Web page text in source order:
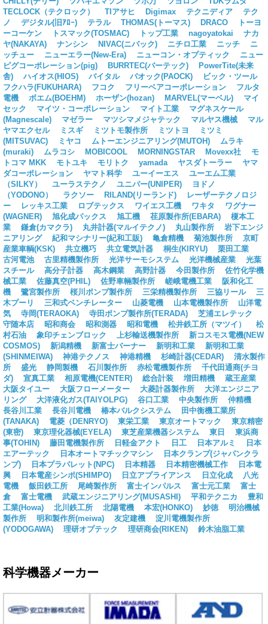
TECLOCK（テクロック）
TIアサヒ Digimax テクニディア
テク
ノ
デジタル(旧ｱﾛｰ) テラル THOMAS(トーマス) DRACO
トーヨ
ーコーケン
トスマック(TOSMAC) トップ工業 nagoyatokai
ナカ
ヤ(NAKAYA)
ナンシン NIVAC(ニバック) ニチロ工業 ニッチ
ニ
ッチュー
ニューエラー(New-Era) ニューコン・オプティック
ニュー
ピグコーポレーション(pig)
BURRTEC(バーテック)
PowerTite(未来
舎)
ハイオス(HIOS) バイタル パオック(PAOCK)
ビック・ツール
フクハラ(FUKUHARA)
フコク フリーベアコーポレーション
フルタ
電機
ボエム(BOEHM) ホーザン(hozan) MARVEL(マーベル)
マイ
セック
マイツ・コーポレーション マイト工業
マグネスケール
(Magnescale)
マゼラー マツシマメジャテック マルヤス機械
マル
ヤマエクセル
ミスギ ミツトモ製作所 ミツトヨ
ミツミ
(MITSUVAC)
ミヤコ ムトーエンジニアリング(MUTOH)
ムラキ
(muraki)
ムラコシ MOBICOOL MORNINGSTAR Movexx社
モ
トコマ MKK
モトユキ モリトク yamada ヤスダトーラー
ヤマ
ダコーポレーション
ヤマト科学 ユーイーエス
ユーエム工業
（SILKY）
ユーラステクノ ユニパー(UNIPER)
ヨドノ
（YODONO）
ラクソー RILAND(リーランド)
レーザーテクノロジ
ー
レッキス工業 ロブテックス ワイエス工機 ワキタ
ワグナー
(WAGNER)
旭化成パックス 旭工機 荏原製作所(EBARA)
榎本工
業
鎌倉(カマクラ) 丸井計器(マルイテクノ) 丸山製作所
岩下エンジ
ニアリング
紀和マシナリー(紀和工販) 亀倉精機 菊池製作所
京町
産業車輌(KSK)
共立機巧 共立電気計器 桐生(KIRYU)
栗田工業
古河電池
古里精機製作所 光洋サーモシステム 光洋機械産業
光葉
スチール
高分子計器 高木鋼業 高野計器 今田製作所
佐竹化学機
械工業
佐藤真空(PHIL) 佐野車輛製作所 嵯峨電機工業
阪和化工
機
鷺宮製作所 桜川ポンプ製作所 三栄精機製作所 三協リール
三
木プーリ
三和式ベンチレーター 山菱電機 山本電機製作所
山洋電
気
寺岡(TERAOKA) 寺田ポンプ製作所(TERADA)
芝浦エレテック
守随本店
昭和商会 昭和測器 昭和電機 松井鉄工所（マツイ）
松
村石油
象印チェンブロック 上杉輸送機製作所
新コスモス電機(NEW
COSMOS)
新潟精機 新富士バーナー 新明和工業
新明和工業
(SHINMEIWA)
神港テクノス 神港精機 杉崎計器(CEDAR)
清水製作
所
盛光 静岡製機 石川製作所 赤松電機製作所
千代田通商(チヨ
ダ)
宣真工業 相原電機(CENTER) 総合計装 増田精機
蔵王産業
大阪タイユー
大阪フローメーター 大菱計器製作所
大洋エンジニア
リング
大洋液化ガス(TAIYOLPG) 谷口工業 中央製作所
仲精機
長谷川工業
長谷川電機 椿本バルクシステム
田中衡機工業所
(TANAKA)
電菱（DENRYO) 東栄工業 東京オートマック
東京精密
(東密)
東京理化器械(EYELA) 東芝産業機器システム 東日
東浜商
事(TOHIN)
藤田電機製作所 日軽金アクト 日工 日本アルミ
日本
エアーテック
日本オートマチックマシン
日本クランプ(ジャパンクラ
ンプ)
日本プラパレット(NPC) 日本精器 日本精密機械工作
日本電
興
日本電産シンポ(SHIMPO) 日立アプライアンス 日立化成
八光
電機
飯田鉄工所 尾崎製作所 富士インパルス 富士元工業
富士
倉
富士電機 武蔵エンジニアリング(MUSASHI) 平和テクニカ
豊和
工業(Howa)
北川鉄工所 北陽電機 本宏(HONKO) 妙徳
明治機械
製作所
明和製作所(meiwa) 友定建機
淀川電機製作所
(YODOGAWA)
理研オプテック 理研商会(RIKEN) 鈴木油脂工業
科学機器メーカー